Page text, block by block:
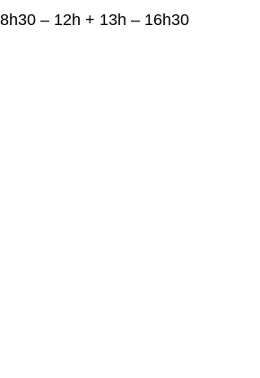
8h30 – 12h + 13h – 16h30